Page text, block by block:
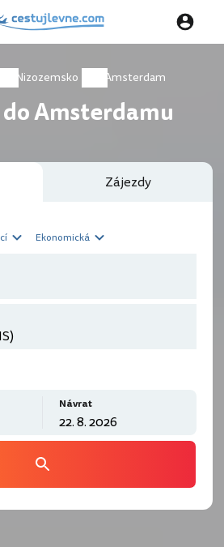
Nizozemsko Amsterdam
Amsterdamu
Zájezdy
Ekonomická
Návrat